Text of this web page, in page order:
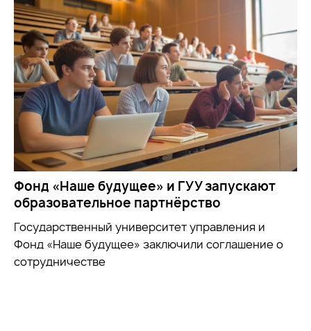
Фонд «Наше будущее» и ГУУ запускают
образовательное партнёрство
Государственный университет управления и
Фонд «Наше будущее» заключили соглашение о
сотрудничестве